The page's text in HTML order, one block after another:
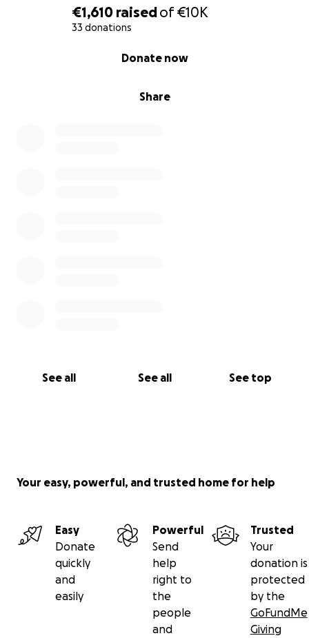
€1,610 raisedof€10K
33 donations
Share
Donate now
See all See all See top
Your easy, powerful, and trusted home for help
Easy
Donate
quickly
and
easily
Powerful
Send
help
right to
the
people
and
Trusted
Your
donation is
protected
by the
GoFundMe
Giving